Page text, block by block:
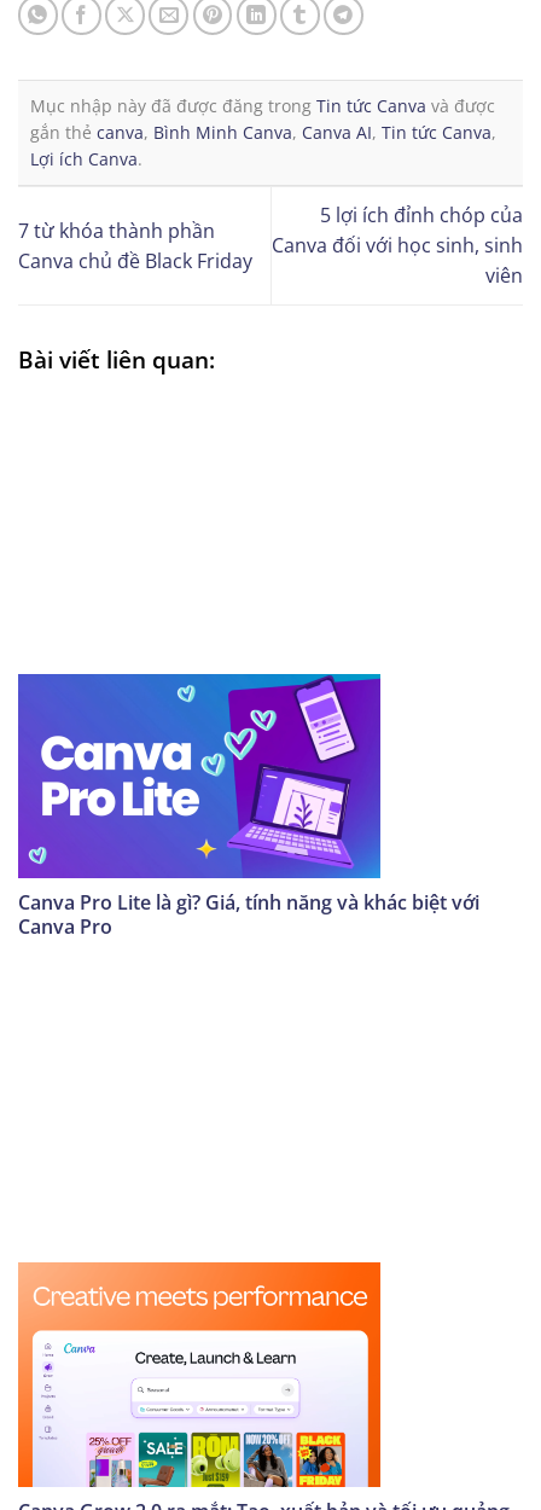
Mục nhập này đã được đăng trong Tin tức Canva và được
gắn thẻ canva, Bình Minh Canva, Canva AI, Tin tức Canva,
Lợi ích Canva.
7 từ khóa thành phần
Canva chủ đề Black Friday
5 lợi ích đỉnh chóp của
Canva đối với học sinh, sinh
viên
Bài viết liên quan:
Canva Pro Lite là gì? Giá, tính năng và khác biệt với
Canva Pro